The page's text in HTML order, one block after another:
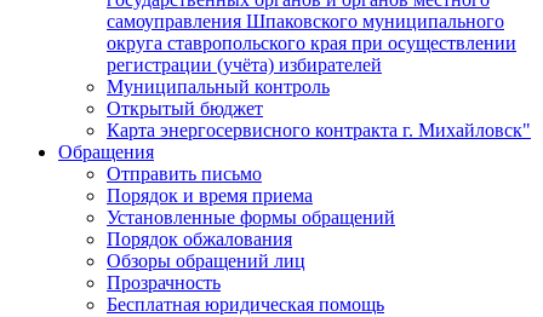
самоуправления Шпаковского муниципального
округа ставропольского края при осуществлении
регистрации (учёта) избирателей
Муниципальный контроль
Открытый бюджет
Карта энергосервисного контракта г. Михайловск"
Обращения
Отправить письмо
Порядок и время приема
Установленные формы обращений
Порядок обжалования
Обзоры обращений лиц
Прозрачность
Бесплатная юридическая помощь